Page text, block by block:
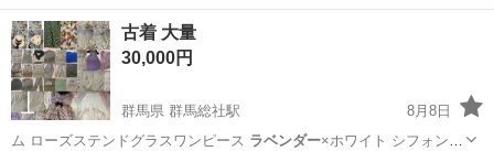
古着 大量
30,000円
群馬県 群馬総社駅
8月8日
ム ローズステンドグラスワンピース ラベンダー×ホワイト シフォン